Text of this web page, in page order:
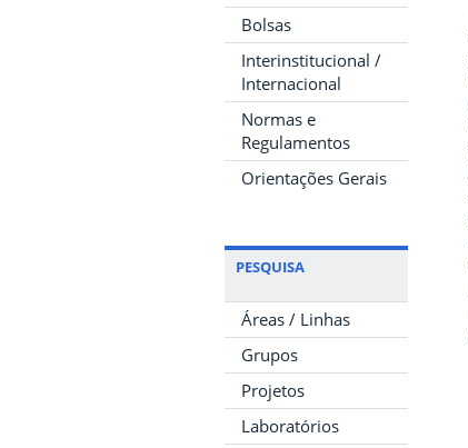
Bolsas
Interinstitucional /
Internacional
Normas e
Regulamentos
Orientações Gerais
PESQUISA
Áreas / Linhas
Grupos
Projetos
Laboratórios